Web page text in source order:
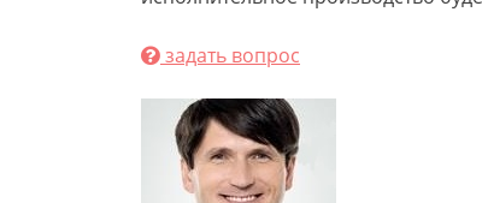
задать вопрос